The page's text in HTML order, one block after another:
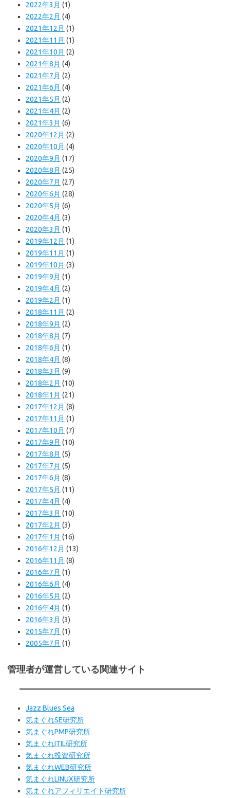
2022年3月 (1)
2022年2月 (4)
2021年12月 (1)
2021年11月 (1)
2021年10月 (2)
2021年8月 (4)
2021年7月 (2)
2021年6月 (4)
2021年5月 (2)
2021年4月 (2)
2021年3月 (6)
2020年12月 (2)
2020年10月 (4)
2020年9月 (17)
2020年8月 (25)
2020年7月 (27)
2020年6月 (28)
2020年5月 (6)
2020年4月 (3)
2020年3月 (1)
2019年12月 (1)
2019年11月 (1)
2019年10月 (3)
2019年9月 (1)
2019年4月 (2)
2019年2月 (1)
2018年11月 (2)
2018年9月 (2)
2018年8月 (7)
2018年6月 (1)
2018年4月 (8)
2018年3月 (9)
2018年2月 (10)
2018年1月 (21)
2017年12月 (8)
2017年11月 (1)
2017年10月 (7)
2017年9月 (10)
2017年8月 (5)
2017年7月 (5)
2017年6月 (8)
2017年5月 (11)
2017年4月 (4)
2017年3月 (10)
2017年2月 (3)
2017年1月 (16)
2016年12月 (13)
2016年11月 (8)
2016年7月 (1)
2016年6月 (4)
2016年5月 (2)
2016年4月 (1)
2016年3月 (3)
2015年7月 (1)
2005年7月 (1)
管理者が運営している関連サイト
Jazz Blues Sea
気まぐれSE研究所
気まぐれPMP研究所
気まぐれITIL研究所
気まぐれ投資研究所
気まぐれWEB研究所
気まぐれLINUX研究所
気まぐれアフィリエイト研究所